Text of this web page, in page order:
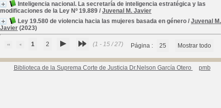
Inteligencia nacional. La secretaría de inteligencia estratégica y las
modificaciones de la Ley Nº 19.889 / Juvenal M. Javier
Ley 19.580 de violencia hacia las mujeres basada en género / Juvenal M.
Javier (2023)
1 2 (1 - 15 / 27) Página : 25 Mostrar todo
Biblioteca de la Suprema Corte de Justicia Dr.Nelson García Otero pmb